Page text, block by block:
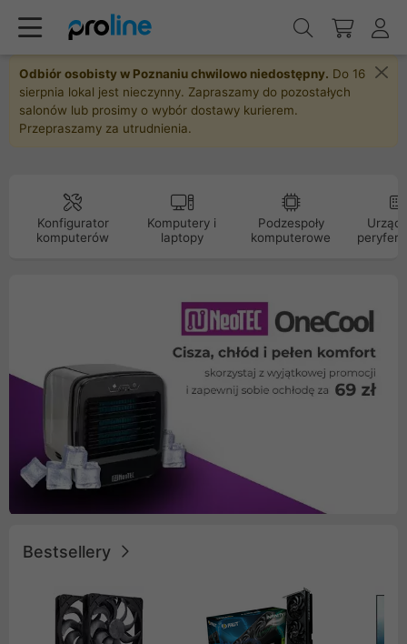
Odbiór osobisty w Poznaniu chwilowo niedostępny. Do 16
sierpnia lokal jest nieczynny. Zapraszamy do pozostałych
salonów lub prosimy o wybór dostawy kurierem.
Przepraszamy za utrudnienia.
Konfigurator
komputerów
Komputery i
laptopy
Podzespoły
komputerowe
Bestsellery